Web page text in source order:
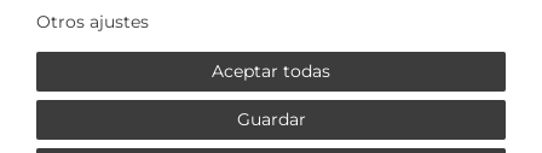
DISTRIBUIDOR CERTIFICADO
TIEMPO DE ENTREGA RÁPIDO
Otros ajustes
Aceptar todas
Guardar